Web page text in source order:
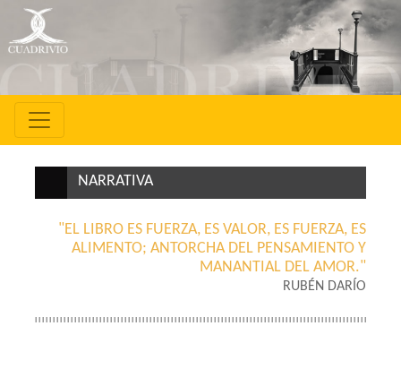
NARRATIVA
"EL LIBRO ES FUERZA, ES VALOR, ES FUERZA, ES
ALIMENTO; ANTORCHA DEL PENSAMIENTO Y
MANANTIAL DEL AMOR."
RUBÉN DARÍO